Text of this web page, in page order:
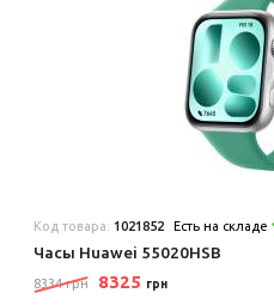
Код товара: 1021852 Есть на складе
Часы Huawei 55020HSB
8334 грн 8325 грн